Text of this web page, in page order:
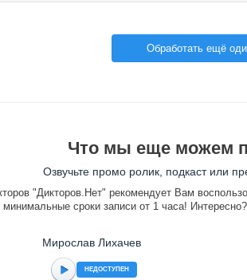
Обработать ещё
Что мы еще можем
Озвучьте промо ролик, подкаст или
"Дикторов.Нет" рекомендует Вам
минимальные сроки записи от 1 часа!
Мирослав Лихачев
НЕДОСТУПЕН